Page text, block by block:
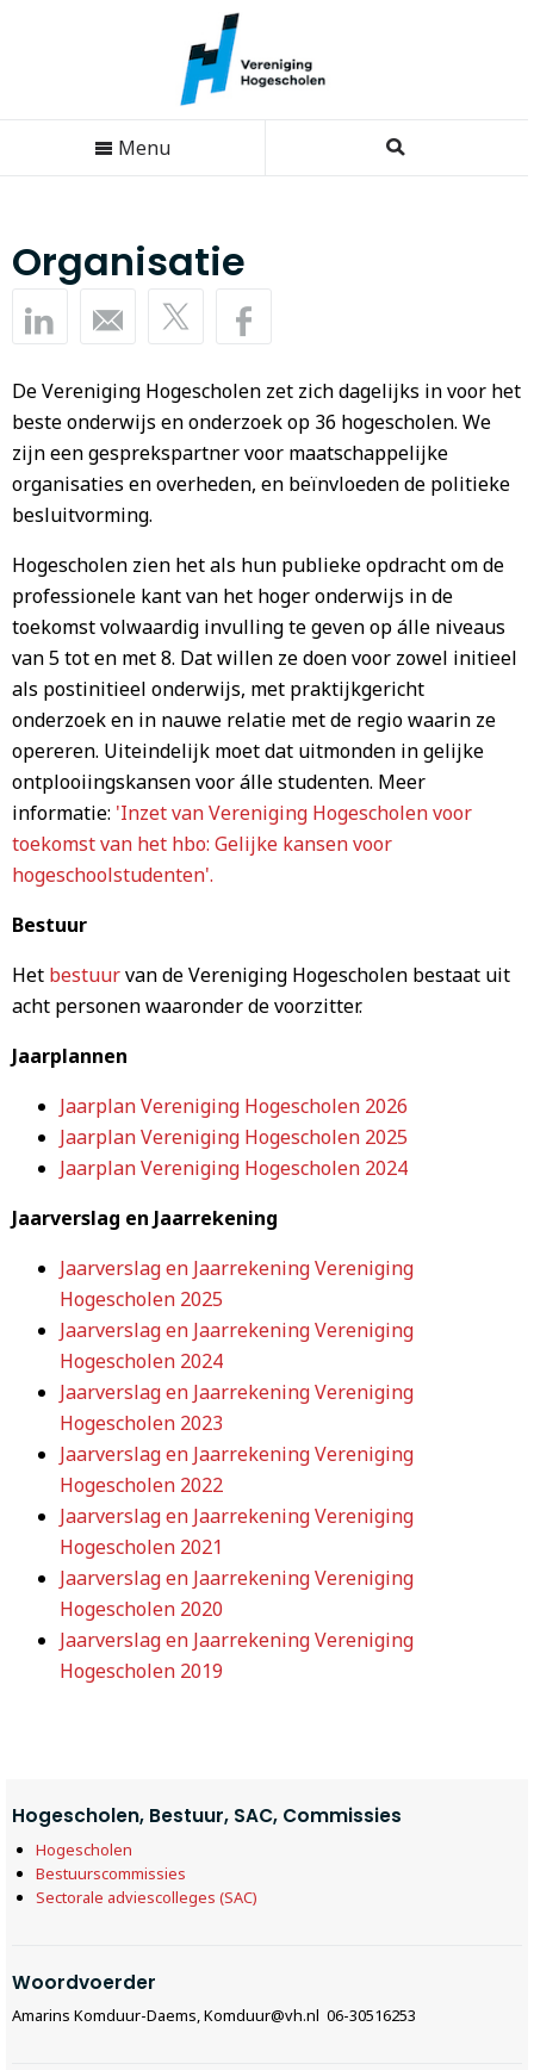
Menu
Organisatie
De Vereniging Hogescholen zet zich dagelijks in voor het
beste onderwijs en onderzoek op 36 hogescholen. We
zijn een gesprekspartner voor maatschappelijke
organisaties en overheden, en beïnvloeden de politieke
besluitvorming.
Hogescholen zien het als hun publieke opdracht om de
professionele kant van het hoger onderwijs in de
toekomst volwaardig invulling te geven op álle niveaus
van 5 tot en met 8. Dat willen ze doen voor zowel initieel
als postinitieel onderwijs, met praktijkgericht
onderzoek en in nauwe relatie met de regio waarin ze
opereren. Uiteindelijk moet dat uitmonden in gelijke
ontplooiingskansen voor álle studenten. Meer
informatie: 'Inzet van Vereniging Hogescholen voor
toekomst van het hbo: Gelijke kansen voor
hogeschoolstudenten'.
Bestuur
Het bestuurvan de Vereniging Hogescholen bestaat uit
acht personen waaronder de voorzitter.
Jaarplannen
Jaarplan Vereniging Hogescholen 2026
Jaarplan Vereniging Hogescholen 2025
Jaarplan Vereniging Hogescholen 2024
Jaarverslag en Jaarrekening
Jaarverslag en Jaarrekening Vereniging
Hogescholen 2025
Jaarverslag en Jaarrekening Vereniging
Hogescholen 2024
Jaarverslag en Jaarrekening Vereniging
Hogescholen 2023
Jaarverslag en Jaarrekening Vereniging
Hogescholen 2022
Jaarverslag en Jaarrekening Vereniging
Hogescholen 2021
Jaarverslag en Jaarrekening Vereniging
Hogescholen 2020
Jaarverslag en Jaarrekening Vereniging
Hogescholen 2019
Hogescholen, Bestuur, SAC, Commissies
Hogescholen
Bestuurscommissies
Sectorale adviescolleges (SAC)
Woordvoerder
Amarins Komduur-Daems, Komduur@vh.nl 06-30516253